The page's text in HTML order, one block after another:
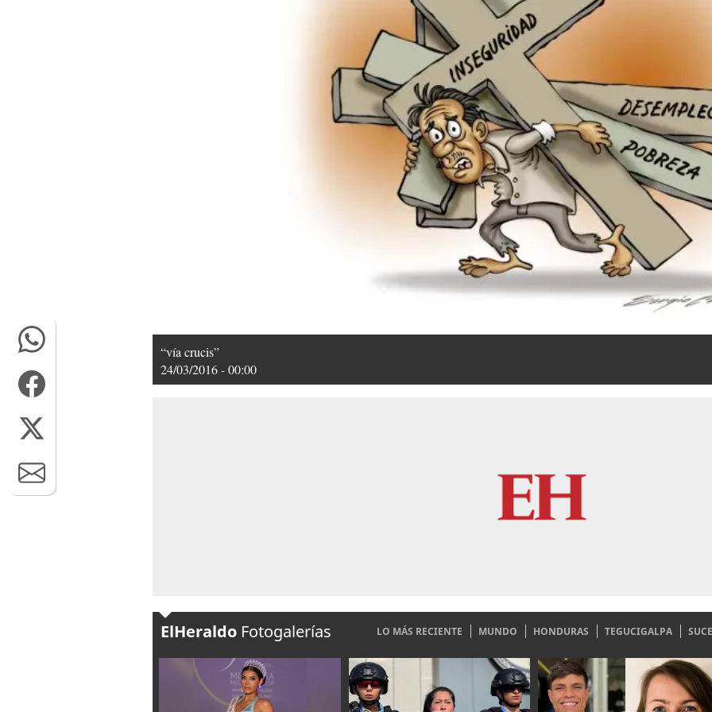
“vía crucis”
24/03/2016 - 00:00
ElHeraldo Fotogalerías LO MÁS RECIENTE MUNDO HONDURAS TEGUCIGALPA